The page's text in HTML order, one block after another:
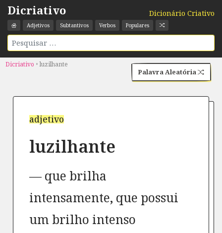
Dicriativo Dicionário Criativo
Adjetivos Subtantivos Verbos Populares
Dicriativo • luzilhante
Palavra Aleatória
adjetivo
luzilhante
que brilha
intensamente, que possui
um brilho intenso